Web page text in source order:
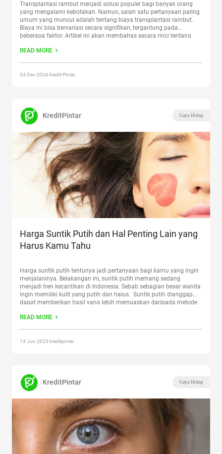
Transplantasi rambut menjadi solusi populer bagi banyak orang
yang mengalami kebotakan. Namun, salah satu pertanyaan paling
umum yang muncul adalah tentang biaya transplantasi rambut.
Biaya ini bisa bervariasi secara signifikan, tergantung pada
beberapa faktor. Artikel ini akan membahas secara rinci tentang
mempengaruhinya. Berapa Biaya Transplantasi Rambut?
READ MORE
24 Dec 2024 Kredit Pintar.
KreditPintar Gaya Hidup
Harga Suntik Putih dan Hal Penting Lain yang
Harus Kamu Tahu
Harga suntik putih tentunya jadi pertanyaan bagi kamu yang ingin
menjalaninya. Belakangan ini, suntik putih memang sedang
menjadi tren kecantikan di Indonesia. Sebab sebagian besar wanita
ingin memiliki kulit yang putih dan halus. Suntik putih dianggap
dapat memberikan hasil yang lebih memuaskan daripada metode
mengetahui beberapa hal penting
READ MORE
13 Jun 2023 kreditpintar
KreditPintar Gaya Hidup